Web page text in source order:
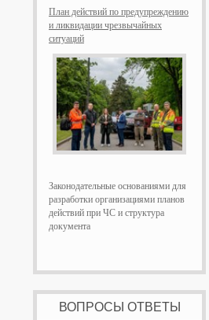
План действий по предупреждению
и ликвидации чрезвычайных
ситуаций
Законодательные основаниями для
разработки организациями планов
действий при ЧС и структура
документа
ВОПРОСЫ ОТВЕТЫ